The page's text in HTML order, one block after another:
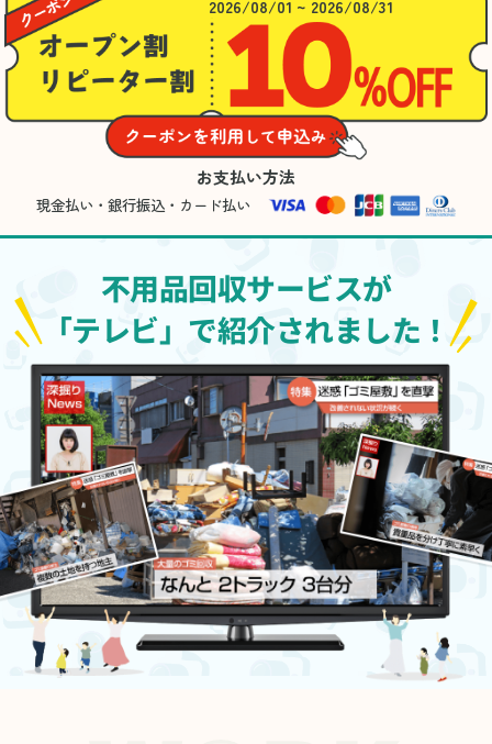
2026/08/01 ~ 2026/08/31
お支払い方法
現金払い・銀行振込・カード払い
不用品回収サービスが
「テレビ」で紹介されました！